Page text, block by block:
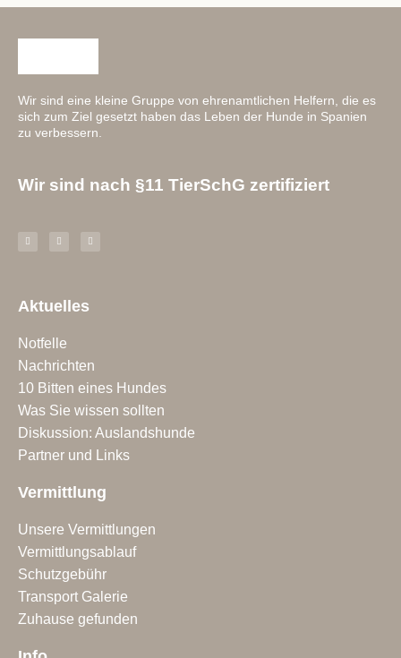
Wir sind eine kleine Gruppe von ehrenamtlichen Helfern, die es
sich zum Ziel gesetzt haben das Leben der Hunde in Spanien
zu verbessern.
Wir sind nach §11 TierSchG zertifiziert
Aktuelles
Notfelle
Nachrichten
10 Bitten eines Hundes
Was Sie wissen sollten
Diskussion: Auslandshunde
Partner und Links
Vermittlung
Unsere Vermittlungen
Vermittlungsablauf
Schutzgebühr
Transport Galerie
Zuhause gefunden